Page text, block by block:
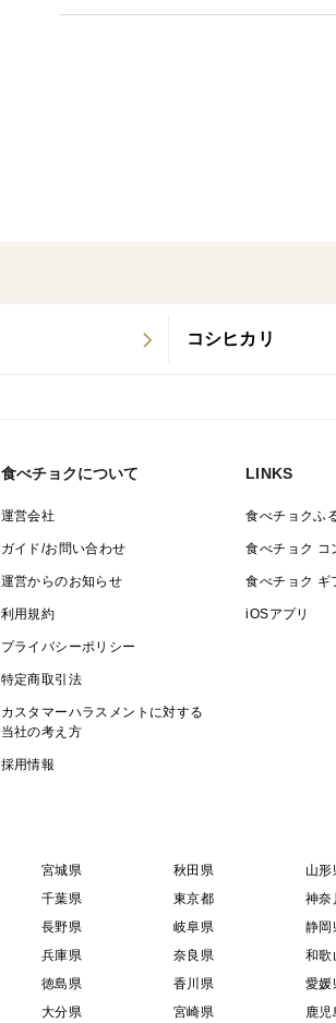
コシヒカリ
食べチョクについて
運営会社
ガイド/お問い合わせ
運営からのお知らせ
利用規約
プライバシーポリシー
特定商取引法
カスタマーハラスメントに対する
当社の考え方
採用情報
LINKS
食べチョクふ
食べチョク コ
食べチョク ギ
iOSアプリ
宮城県 秋田県 山形
千葉県 東京都 神奈
長野県 岐阜県 静岡
兵庫県 奈良県 和歌
徳島県 香川県 愛媛
大分県 宮崎県 鹿児